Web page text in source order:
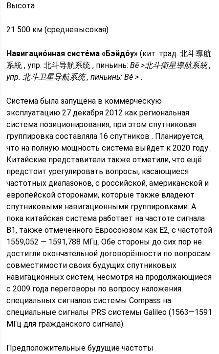
Высота
21 500 км (средневысокая)
Навигацио́нная систе́ма «Бэйдо́у» (кит. трад. 北斗導航
系統 , упр. 北斗导航系统 , пиньинь:Bě >北斗衛星導航系統 ,
упр. 北斗卫星导航系统 , пиньинь: Bě > .
Система была запущена в коммерческую
эксплуатацию 27 декабря 2012 как региональная
система позиционирования, при этом спутниковая
группировка составляла 16 спутников . Планируется,
что на полную мощность система выйдет к 2020 году .
Китайские представители также отметили, что ещё
предстоит урегулировать вопросы, касающиеся
частотных диапазонов, с российской, американской и
европейской сторонами, которые также владеют
спутниковыми навигационными группировками. А
пока китайская система работает на частоте сигнала
B1, также отмеченного Евросоюзом как E2, с частотой
1559,052 — 1591,788 МГц. Обе стороны до сих пор не
достигли окончательной договорённости по вопросам
совместимости своих будущих спутниковых
навигационных систем, несмотря на продолжающиеся
с 2009 года переговоры по вопросу наложения
специальных сигналов системы Compass на
специальные сигналы PRS системы Galileo (1563—1591
МГц для гражданского сигнала).
Предположительные будущие частоты